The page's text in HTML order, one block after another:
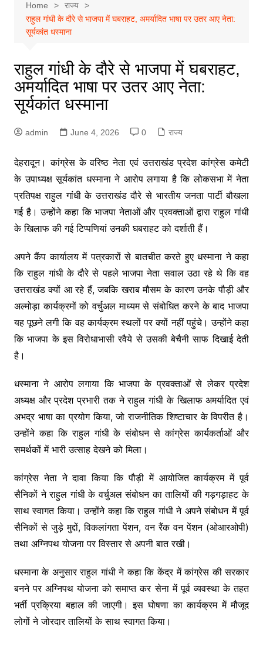
Home
राज्य
राहुल गांधी के दौरे से भाजपा में घबराहट, अमर्यादित भाषा पर उतर आए नेता:
सूर्यकांत धस्माना
राहुल गांधी के दौरे से भाजपा में घबराहट,
अमर्यादित भाषा पर उतर आए नेता:
सूर्यकांत धस्माना
admin June 4, 2026 0 राज्य
देहरादून। कांग्रेस के वरिष्ठ नेता एवं उत्तराखंड प्रदेश कांग्रेस कमेटी
के उपाध्यक्ष सूर्यकांत धस्माना ने आरोप लगाया है कि लोकसभा में नेता
प्रतिपक्ष राहुल गांधी के उत्तराखंड दौरे से भारतीय जनता पार्टी बौखला
गई है। उन्होंने कहा कि भाजपा नेताओं और प्रवक्ताओं द्वारा राहुल गांधी
के खिलाफ की गई टिप्पणियां उनकी घबराहट को दर्शाती हैं।
अपने कैंप कार्यालय में पत्रकारों से बातचीत करते हुए धस्माना ने कहा
कि राहुल गांधी के दौरे से पहले भाजपा नेता सवाल उठा रहे थे कि वह
उत्तराखंड क्यों आ रहे हैं, जबकि खराब मौसम के कारण उनके पौड़ी और
अल्मोड़ा कार्यक्रमों को वर्चुअल माध्यम से संबोधित करने के बाद भाजपा
यह पूछने लगी कि वह कार्यक्रम स्थलों पर क्यों नहीं पहुंचे। उन्होंने कहा
कि भाजपा के इस विरोधाभासी रवैये से उसकी बेचैनी साफ दिखाई देती
है।
धस्माना ने आरोप लगाया कि भाजपा के प्रवक्ताओं से लेकर प्रदेश
अध्यक्ष और प्रदेश प्रभारी तक ने राहुल गांधी के खिलाफ अमर्यादित एवं
अभद्र भाषा का प्रयोग किया, जो राजनीतिक शिष्टाचार के विपरीत है।
उन्होंने कहा कि राहुल गांधी के संबोधन से कांग्रेस कार्यकर्ताओं और
समर्थकों में भारी उत्साह देखने को मिला।
कांग्रेस नेता ने दावा किया कि पौड़ी में आयोजित कार्यक्रम में पूर्व
सैनिकों ने राहुल गांधी के वर्चुअल संबोधन का तालियों की गड़गड़ाहट के
साथ स्वागत किया। उन्होंने कहा कि राहुल गांधी ने अपने संबोधन में पूर्व
सैनिकों से जुड़े मुद्दों, विकलांगता पेंशन, वन रैंक वन पेंशन (ओआरओपी)
तथा अग्निपथ योजना पर विस्तार से अपनी बात रखी।
धस्माना के अनुसार राहुल गांधी ने कहा कि केंद्र में कांग्रेस की सरकार
बनने पर अग्निपथ योजना को समाप्त कर सेना में पूर्व व्यवस्था के तहत
भर्ती प्रक्रिया बहाल की जाएगी। इस घोषणा का कार्यक्रम में मौजूद
लोगों ने जोरदार तालियों के साथ स्वागत किया।